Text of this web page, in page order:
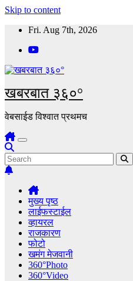
Skip to content
Fri. Aug 7th, 2026
खबरबात ३६०°
वेबसाईड विश्वात प्रथमच
मुख्य पृष्ठ
लाईफस्टाईल
व्हायरल
राजकारण
फोटो
खमंग मेजवानी
360°Photo
360°Video